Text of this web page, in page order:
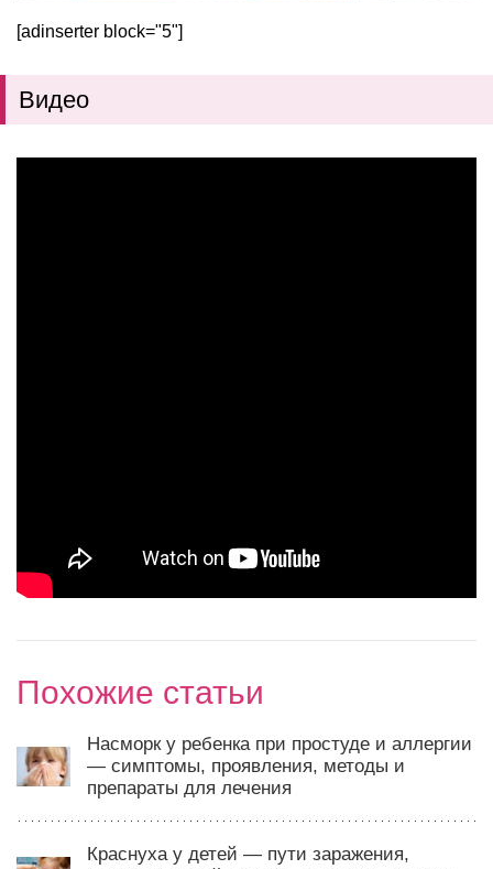
[adinserter block="5"]
Видео
Похожие статьи
Насморк у ребенка при простуде и аллергии
— симптомы, проявления, методы и
препараты для лечения
Краснуха у детей — пути заражения,